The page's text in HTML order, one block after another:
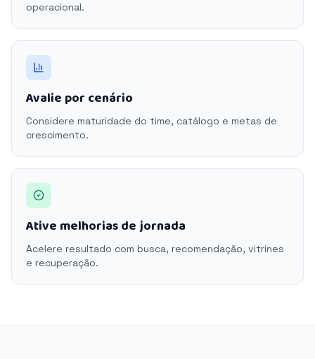
operacional.
Avalie por cenário
Considere maturidade do time, catálogo e metas de
crescimento.
Ative melhorias de jornada
Acelere resultado com busca, recomendação, vitrines
e recuperação.